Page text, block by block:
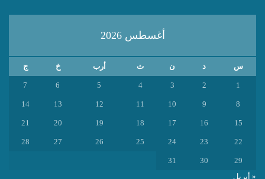
أغسطس 2026
س د ن ث أرب خ ج
1
2
3
4
5
6
7
8
9
10
11
12
13
14
15
16
17
18
19
20
21
22
23
24
25
26
27
28
29
30
31
« أبريل